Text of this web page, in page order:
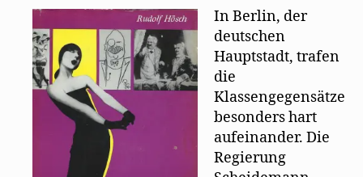
Walter
Mehrings
von
Rudolf
In Berlin, der
deutschen
Hauptstadt, trafen
die
Klassengegensätze
besonders hart
aufeinander. Die
Regierung